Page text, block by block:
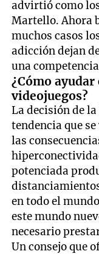
advirtió como
Martello. Ahora
muchos casos
adicción dejan
una
¿Cómo
videojuegos?
La decisión de
tendencia que
las
potenciada
en todo el
este mundo
necesario
Un consejo que